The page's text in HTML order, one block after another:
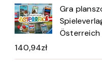
Gra
Österreich
140,94zł